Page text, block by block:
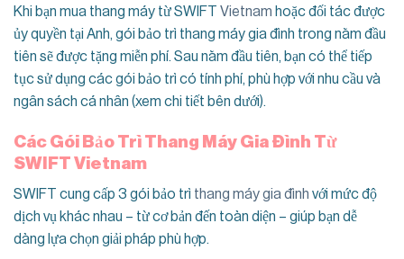
Khi bạn mua thang máy từ SWIFT Vietnam hoặc đối tác được
ủy quyền tại Anh, gói bảo trì thang máy gia đình trong năm đầu
tiên sẽ được tặng miễn phí. Sau năm đầu tiên, bạn có thể tiếp
tục sử dụng các gói bảo trì có tính phí, phù hợp với nhu cầu và
ngân sách cá nhân (xem chi tiết bên dưới).
Các Gói Bảo Trì Thang Máy Gia Đình Từ
SWIFT Vietnam
SWIFT cung cấp 3 gói bảo trì thang máy gia đình với mức độ
dịch vụ khác nhau – từ cơ bản đến toàn diện – giúp bạn dễ
dàng lựa chọn giải pháp phù hợp.